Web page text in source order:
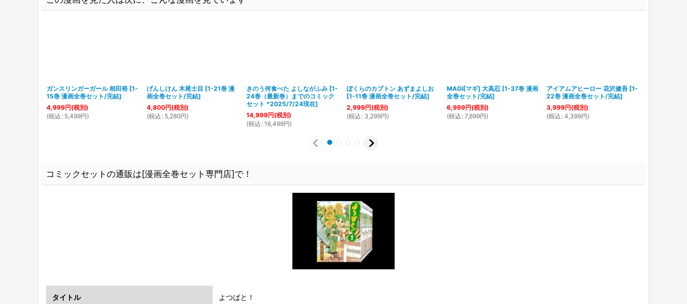
ガンスリンガーガール 相田裕 [1-
15巻 漫画全巻セット/完結]
4,999円(税別)
(税込 : 5,499円)
げんしけん 木尾士目 [1-21巻 漫
画全巻セット/完結]
4,800円(税別)
(税込 : 5,280円)
きのう何食べた よしながふみ [1-
24巻（最新巻）までのコミック
セット *2025/7/24現在]
14,999円(税別)
(税込 : 16,499円)
ぼくらのカプトン あずまよしお
[1-11巻 漫画全巻セット/完結]
2,999円(税別)
(税込 : 3,299円)
MAGI[マギ] 大高忍 [1-37巻 漫画
全巻セット/完結]
6,999円(税別)
(税込 : 7,699円)
アイアムアヒーロー 花沢健吾 [1-
22巻 漫画全巻セット/完結]
3,999円(税別)
(税込 : 4,399円)
コミックセットの通販は[漫画全巻セット専門店]で！
タイトル よつばと！